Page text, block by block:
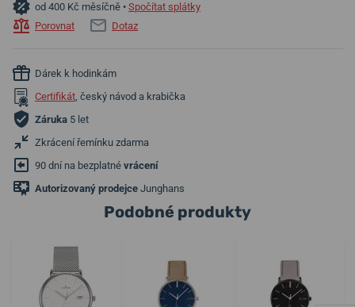
od 400 Kč měsíčně • Spočítat splátky
Porovnat
Dotaz
Dárek k hodinkám
Certifikát, český návod a krabička
Záruka 5 let
Zkrácení řemínku zdarma
90 dní na bezplatné vrácení
Autorizovaný prodejce Junghans
Podobné produkty